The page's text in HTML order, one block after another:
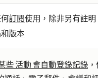
訂閱使用，除非另有註明
版本
些 活動 會自動登錄記錄